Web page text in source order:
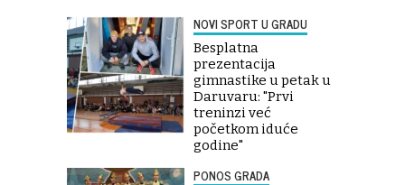
NOVI SPORT U GRADU
Besplatna
prezentacija
gimnastike u petak u
Daruvaru: "Prvi
treninzi već
početkom iduće
godine"
PONOS GRADA